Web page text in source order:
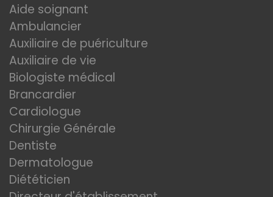
Aide soignant
Ambulancier
Auxiliaire de puériculture
Auxiliaire de vie
Biologiste médical
Brancardier
Cardiologue
Chirurgie Générale
Dentiste
Dermatologue
Diététicien